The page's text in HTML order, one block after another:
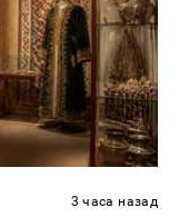
3 часа назад